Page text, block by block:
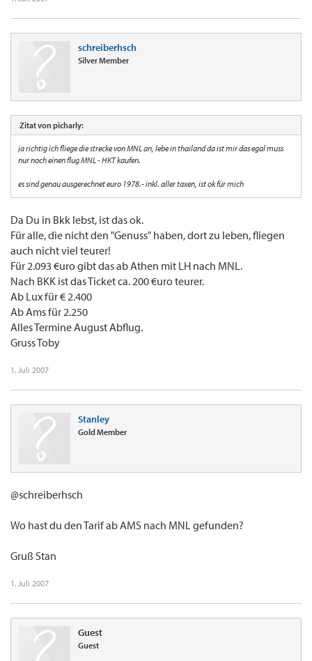
schreiberhsch
Silver Member
Zitat von picharly:
ja richtig ich fliege die strecke von MNL an, lebe in thailand da ist mir das egal muss
nur noch einen flug MNL - HKT kaufen.
es sind genau ausgerechnet euro 1978.- inkl. aller taxen, ist ok für mich
Da Du in Bkk lebst, ist das ok.
Für alle, die nicht den "Genuss" haben, dort zu leben, fliegen
auch nicht viel teurer!
Für 2.093 €uro gibt das ab Athen mit LH nach MNL.
Nach BKK ist das Ticket ca. 200 €uro teurer.
Ab Lux für € 2.400
Ab Ams für 2.250
Alles Termine August Abflug.
Gruss Toby
1. Juli 2007
Stanley
Gold Member
@schreiberhsch
Wo hast du den Tarif ab AMS nach MNL gefunden?
Gruß Stan
1. Juli 2007
Guest
Guest